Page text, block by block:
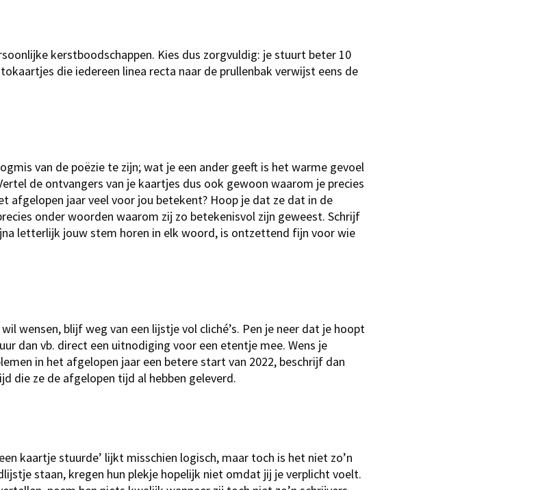
kerstboodschappen. Kies dus zorgvuldig: je stuurt beter 10
die iedereen linea recta naar de prullenbak verwijst eens de
van de poëzie te zijn; wat je een ander geeft is het warme gevoel
de ontvangers van je kaartjes dus ook gewoon waarom je precies
afgelopen jaar veel voor jou betekent? Hoop je dat ze dat in de
onder woorden waarom zij zo betekenisvol zijn geweest. Schrijf
letterlijk jouw stem horen in elk woord, is ontzettend fijn voor wie
wensen, blijf weg van een lijstje vol cliché’s. Pen je neer dat je hoopt
dan vb. direct een uitnodiging voor een etentje mee. Wens je
in het afgelopen jaar een betere start van 2022, beschrijf dan
die ze de afgelopen tijd al hebben geleverd.
kaartje stuurde’ lijkt misschien logisch, maar toch is het niet zo’n
staan, kregen hun plekje hopelijk niet omdat jij je verplicht voelt.